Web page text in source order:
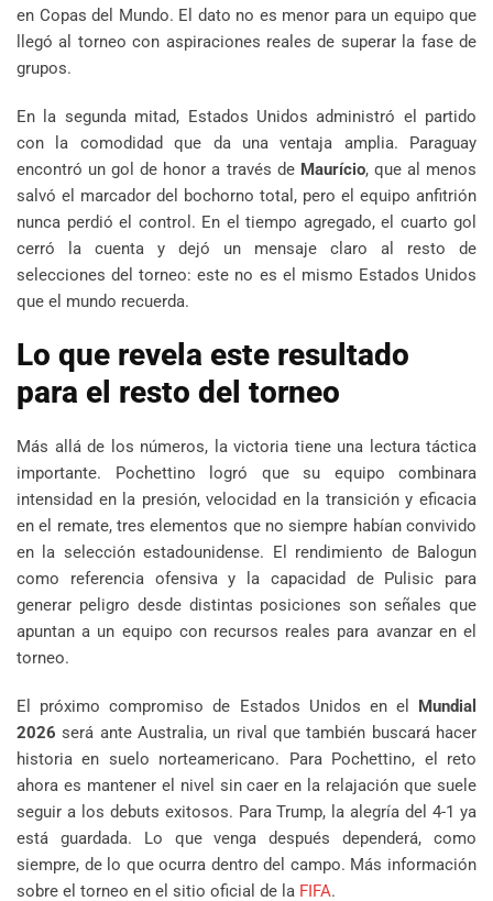
en Copas del Mundo. El dato no es menor para un equipo que
llegó al torneo con aspiraciones reales de superar la fase de
grupos.
En la segunda mitad, Estados Unidos administró el partido
con la comodidad que da una ventaja amplia. Paraguay
encontró un gol de honor a través de Maurício, que al menos
salvó el marcador del bochorno total, pero el equipo anfitrión
nunca perdió el control. En el tiempo agregado, el cuarto gol
cerró la cuenta y dejó un mensaje claro al resto de
selecciones del torneo: este no es el mismo Estados Unidos
que el mundo recuerda.
Lo que revela este resultado
para el resto del torneo
Más allá de los números, la victoria tiene una lectura táctica
importante. Pochettino logró que su equipo combinara
intensidad en la presión, velocidad en la transición y eficacia
en el remate, tres elementos que no siempre habían convivido
en la selección estadounidense. El rendimiento de Balogun
como referencia ofensiva y la capacidad de Pulisic para
generar peligro desde distintas posiciones son señales que
apuntan a un equipo con recursos reales para avanzar en el
torneo.
El próximo compromiso de Estados Unidos en el Mundial
2026 será ante Australia, un rival que también buscará hacer
historia en suelo norteamericano. Para Pochettino, el reto
ahora es mantener el nivel sin caer en la relajación que suele
seguir a los debuts exitosos. Para Trump, la alegría del 4-1 ya
está guardada. Lo que venga después dependerá, como
siempre, de lo que ocurra dentro del campo. Más información
sobre el torneo en el sitio oficial de la FIFA.